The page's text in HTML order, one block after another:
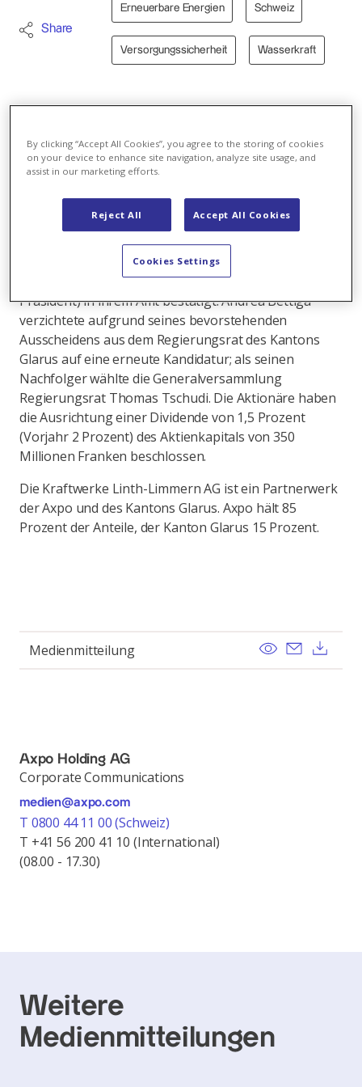
Share
Erneuerbare Energien Schweiz
Versorgungssicherheit Wasserkraft
Geschäftsjahr 2023/24 rund 1,6 Milliarden
Kilowattstunden produziert. Dies entspricht dem
Vierpersonenhaushalten.
Die Generalversammlung hat die Verwaltungsräte
Kaspar Becker, Jörg Huwyler (Präsident), Viktor Lir,
Michael Schärli und Hans-Peter Zehnder (Vize-
Präsident) in ihrem Amt bestätigt. Andrea Bettiga
verzichtete aufgrund seines bevorstehenden
Ausscheidens aus dem Regierungsrat des Kantons
Glarus auf eine erneute Kandidatur; als seinen
Nachfolger wählte die Generalversammlung
Regierungsrat Thomas Tschudi. Die Aktionäre haben
die Ausrichtung einer Dividende von 1,5 Prozent
(Vorjahr 2 Prozent) des Aktienkapitals von 350
Millionen Franken beschlossen.
Die Kraftwerke Linth-Limmern AG ist ein Partnerwerk
der Axpo und des Kantons Glarus. Axpo hält 85
Prozent der Anteile, der Kanton Glarus 15 Prozent.
Medienmitteilung View Send
Axpo Holding AG
Corporate Communications
medien@axpo.com
T 0800 44 11 00 (Schweiz)
T +41 56 200 41 10 (International)
(08.00 - 17.30)
Weitere
Medienmitteilungen
By clicking “Accept All Cookies”, you agree to the storing of cookies
on your device to enhance site navigation, analyze site usage, and
assist in our marketing efforts.
Reject All Accept All Cookies
Cookies Settings